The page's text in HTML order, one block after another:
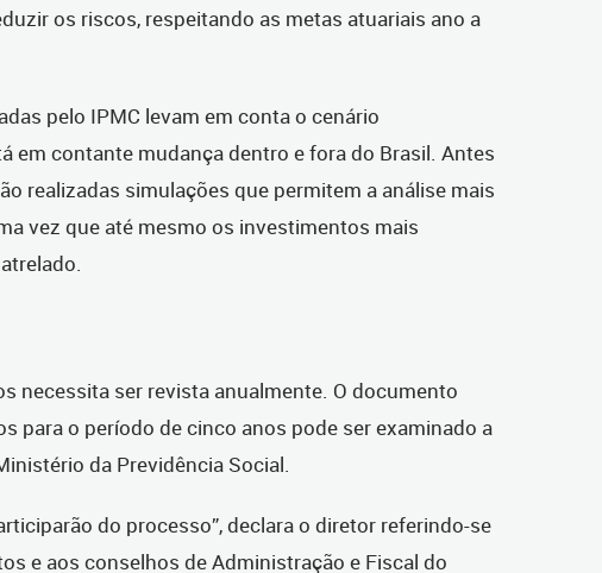
os riscos, respeitando as metas atuariais ano a
pelo IPMC levam em conta o cenário
em contante mudança dentro e fora do Brasil. Antes
realizadas simulações que permitem a análise mais
vez que até mesmo os investimentos mais
necessita ser revista anualmente. O documento
para o período de cinco anos pode ser examinado a
da Previdência Social.
do processo”, declara o diretor referindo-se
e aos conselhos de Administração e Fiscal do